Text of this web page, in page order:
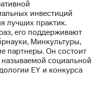
инвестиций
лучших практик.
его поддерживают
Минкультуры,
партнеры. Он состоит
называемой социальной
EY и конкурса